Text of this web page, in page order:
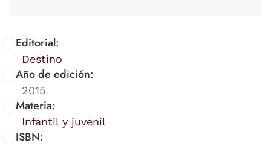
Editorial:
Destino
Año de edición:
2015
Materia:
Infantil y juvenil
ISBN: